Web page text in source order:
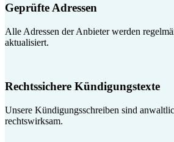
Geprüfte Adressen
Alle Adressen der Anbieter werden
aktualisiert.
Rechtssichere Kündigungstexte
Unsere Kündigungsschreiben sind
rechtswirksam.